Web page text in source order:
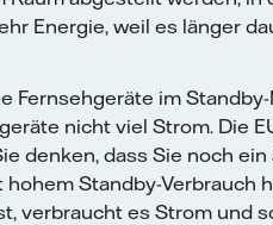
Energie, weil es länger
Fernsehgeräte im
nicht viel Strom. Die
denken, dass Sie noch
Standby-Verbrauch
verbraucht es Strom und